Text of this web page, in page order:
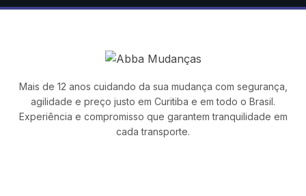
Mais de 12 anos cuidando da sua mudança com segurança,
agilidade e preço justo em Curitiba e em todo o Brasil.
Experiência e compromisso que garantem tranquilidade em
cada transporte.